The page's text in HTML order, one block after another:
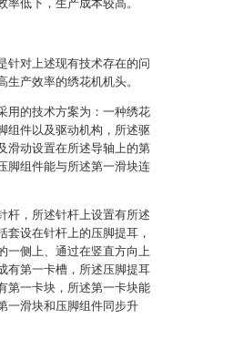
低下，生产成本较高。
针对上述现有技术存在的问
产效率的绣花机机头。
用的技术方案为：一种绣花
组件以及驱动机构，所述驱
滑动设置在所述导轴上的第
脚组件能与所述第一滑块连
杆，所述针杆上设置有所述
套设在针杆上的压脚提耳，
一侧上、通过在竖直方向上
有第一卡槽，所述压脚提耳
第一卡块，所述第一卡块能
一滑块和压脚组件同步升